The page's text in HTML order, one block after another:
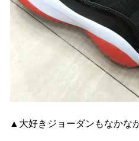
▲大好きジョーダンもなかな